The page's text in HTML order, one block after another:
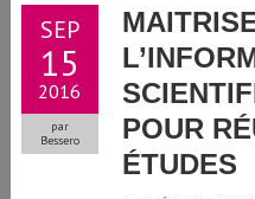
SEP
15
2016
par
Bessero
POUR
ÉTUDES